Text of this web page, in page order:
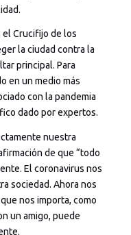
el Crucifijo de los
la ciudad contra la
principal. Para
en un medio más
con la pandemia
dado por expertos.
nuestra
de que “todo
El coronavirus nos
sociedad. Ahora nos
nos importa, como
un amigo, puede